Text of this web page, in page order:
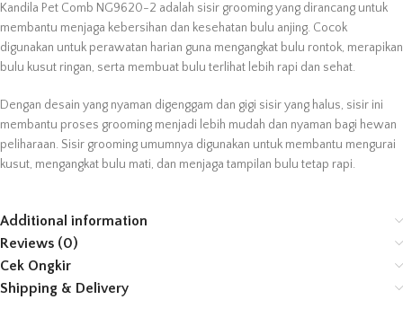
Kandila Pet Comb NG9620-2 adalah sisir grooming yang dirancang untuk
membantu menjaga kebersihan dan kesehatan bulu anjing. Cocok
digunakan untuk perawatan harian guna mengangkat bulu rontok, merapikan
bulu kusut ringan, serta membuat bulu terlihat lebih rapi dan sehat.
Dengan desain yang nyaman digenggam dan gigi sisir yang halus, sisir ini
membantu proses grooming menjadi lebih mudah dan nyaman bagi hewan
peliharaan. Sisir grooming umumnya digunakan untuk membantu mengurai
kusut, mengangkat bulu mati, dan menjaga tampilan bulu tetap rapi.
Additional information
Reviews (0)
Cek Ongkir
Shipping & Delivery